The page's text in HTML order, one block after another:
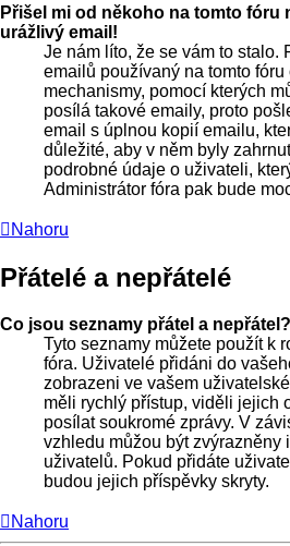
Přišel mi od někoho na tomto fóru
urážlivý email!
Je nám líto, že se vám to stalo.
emailů používaný na tomto
mechanismy, pomocí kterých
posílá takové emaily, proto
email s úplnou kopií emailu,
důležité, aby v něm byly
podrobné údaje o uživateli,
Administrátor fóra pak bude
Nahoru
Přátelé a nepřátelé
Co jsou seznamy přátel a nepřátel?
Tyto seznamy můžete použít k
fóra. Uživatelé přidáni do
zobrazeni ve vašem
měli rychlý přístup, viděli jejich
posílat soukromé zprávy. V
vzhledu můžou být zvýrazněny
uživatelů. Pokud přidáte
budou jejich příspěvky skryty.
Nahoru